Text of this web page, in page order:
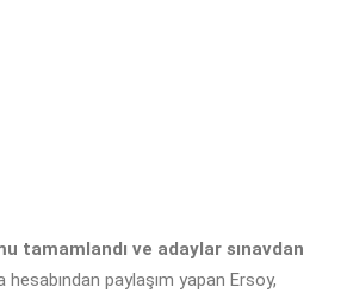
tamamlandı ve adaylar sınavdan
paylaşım yapan Ersoy,